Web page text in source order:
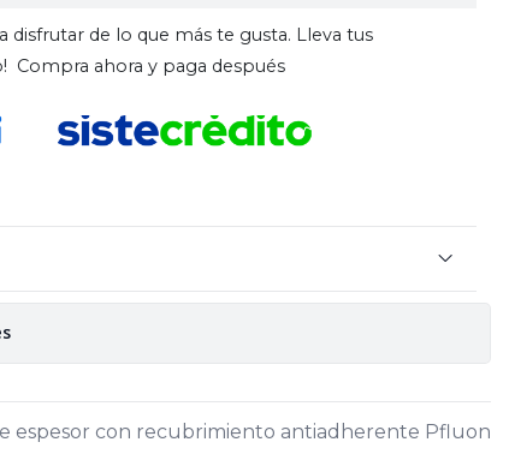
disfrutar de lo que más te gusta. Lleva tus
Compra ahora y paga después
espesor con recubrimiento antiadherente Pfluon